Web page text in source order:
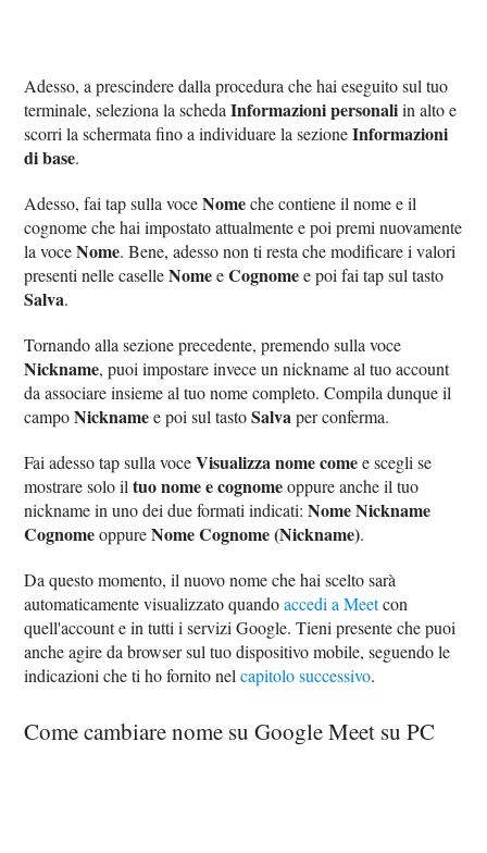
Adesso, a prescindere dalla procedura che hai eseguito sul tuo
terminale, seleziona la schedaInformazioni personaliin alto e
scorri la schermata fino a individuare la sezioneInformazioni
di base.
Adesso, fai tap sulla voceNomeche contiene il nome e il
cognome che hai impostato attualmente e poi premi nuovamente
la voceNome. Bene, adesso non ti resta che modificare i valori
presenti nelle caselleNomeeCognomee poi fai tap sul tasto
Salva.
Tornando alla sezione precedente, premendo sulla voce
Nickname, puoi impostare invece un nickname al tuo account
da associare insieme al tuo nome completo. Compila dunque il
campoNicknamee poi sul tastoSalvaper conferma.
Fai adesso tap sulla voceVisualizza nome comee scegli se
mostrare solo iltuo nome e cognomeoppure anche il tuo
nickname in uno dei due formati indicati:Nome Nickname
CognomeoppureNome Cognome (Nickname).
Da questo momento, il nuovo nome che hai scelto sarà
automaticamente visualizzato quandoaccedi a Meetcon
quell'account e in tutti i servizi Google. Tieni presente che puoi
anche agire da browser sul tuo dispositivo mobile, seguendo le
indicazioni che ti ho fornito nelcapitolo successivo.
Come cambiare nome su Google Meet su PC